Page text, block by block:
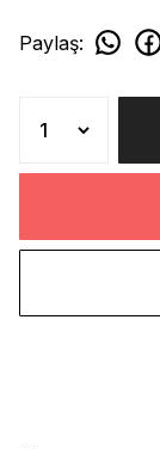
Paylaş: